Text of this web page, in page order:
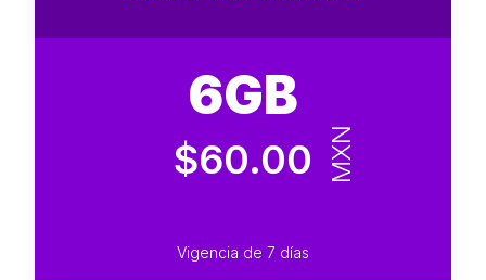
6GB
$60.00 MXN
Vigencia de 7 días